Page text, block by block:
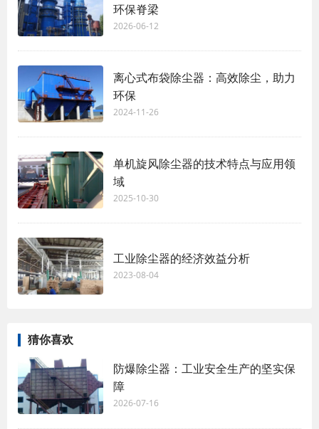
环保脊梁
2026-06-12
离心式布袋除尘器：高效除尘，助力
环保
2024-11-26
单机旋风除尘器的技术特点与应用领
域
2025-10-30
工业除尘器的经济效益分析
2023-08-04
猜你喜欢
防爆除尘器：工业安全生产的坚实保
障
2026-07-16